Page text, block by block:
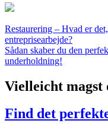
Restaurering – Hvad er
entreprisearbejde?
Sådan skaber du den
underholdning!
Vielleicht magst
Find det